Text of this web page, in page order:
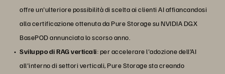
offre un'ulteriore possibilità di scelta ai clienti AI affiancandosi
alla certificazione ottenuta da Pure Storage su NVIDIA DGX
BasePOD annunciata lo scorso anno.
Sviluppo di RAG verticali: per accelerare l'adozione dell’AI
all'interno di settori verticali, Pure Storage sta creando